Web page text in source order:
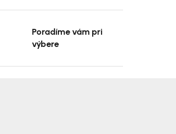
Poradíme vám pri
výbere